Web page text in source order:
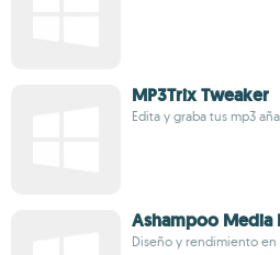
MP3Trix Tweaker
Edita y graba tus mp3
Ashampoo Media
Diseño y rendimiento